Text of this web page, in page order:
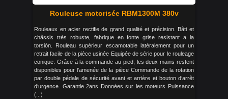
Rouleuse motorisée RBM1300M 380v
Rouleaux en acier rectifie de grand qualité et précision. Bâti et
châssis très robuste, fabrique en fonte grise resistant a la
torsión. Rouleau supérieur escamotable latéralement pour un
retrait facile de la pièce usinée Equipée de série pour le rouleage
conique. Grâce à la commande au pied, les deux mains restent
disponibles pour l’amenée de la pièce Commande de la rotation
par double pédale de sécurité avant et arrière et bouton d‘arrêt
d‘urgence. Garantie 2ans Données sur les moteurs Puissance
(...)